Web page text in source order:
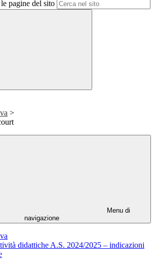
pagine del sito
>
Menu di
navigazione
didattiche A.S. 2024/2025 – indicazioni